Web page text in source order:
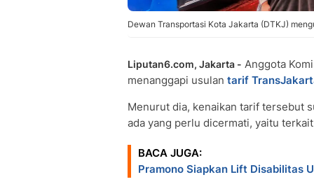
Dewan Transportasi Kota Jakarta (DTKJ)
Liputan6.com, Jakarta - Anggota
menanggapi usulan tarif
Menurut dia, kenaikan tarif tersebut
ada yang perlu dicermati, yaitu
BACA JUGA:
Pramono Siapkan Lift Disabilitas